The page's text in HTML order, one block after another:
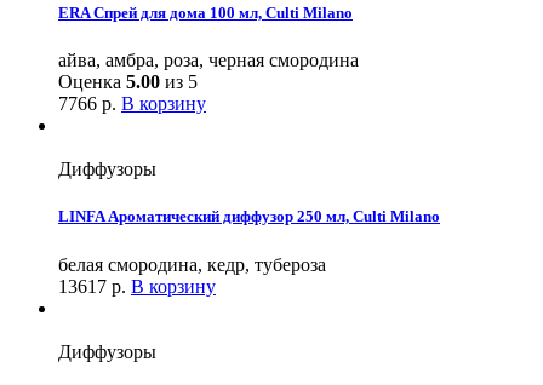
ERA Спрей для дома 100 мл, Culti Milano
айва, амбра, роза, черная смородина
Оценка 5.00 из 5
7766 р. В корзину
Диффузоры
LINFA Ароматический диффузор 250 мл, Culti Milano
белая смородина, кедр, тубероза
13617 р. В корзину
Диффузоры